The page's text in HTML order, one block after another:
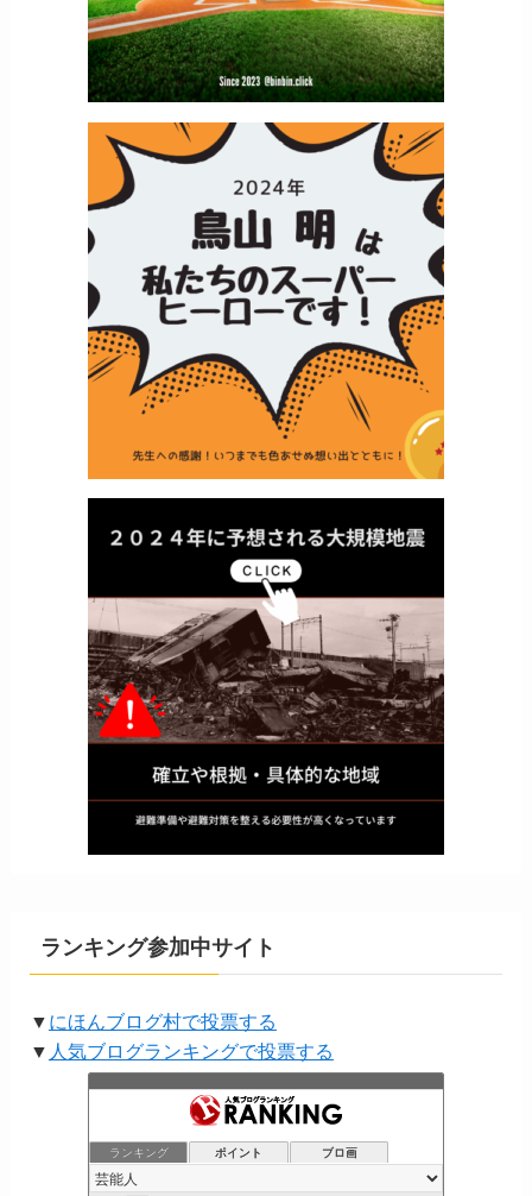
ランキング参加中サイト
▼ にほんブログ村で投票する
▼ 人気ブログランキングで投票する
ランキング ポイント ブロ画